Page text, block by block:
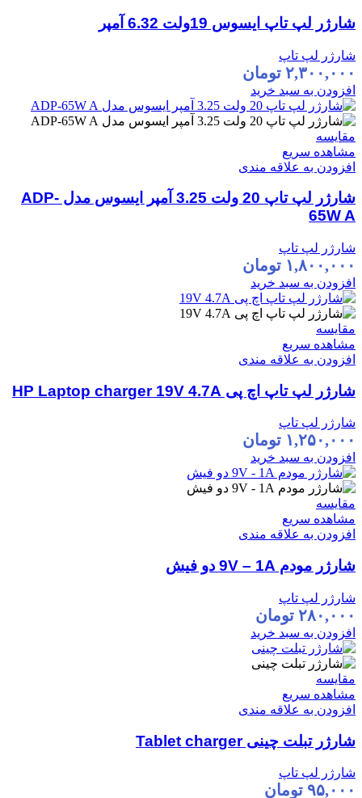
شارژر لپ تاپ ایسوس 19ولت 6.32 آمپر
شارژر لپ تاپ
۲,۳۰۰,۰۰۰ تومان
افزودن به سبد خرید
مقایسه
مشاهده سریع
افزودن به علاقه مندی
شارژر لپ تاپ 20 ولت 3.25 آمپر ایسوس مدل ADP-
65W A
شارژر لپ تاپ
۱,۸۰۰,۰۰۰ تومان
افزودن به سبد خرید
مقایسه
مشاهده سریع
افزودن به علاقه مندی
شارژر لپ تاپ اچ پی HP Laptop charger 19V 4.7A
شارژر لپ تاپ
۱,۲۵۰,۰۰۰ تومان
افزودن به سبد خرید
مقایسه
مشاهده سریع
افزودن به علاقه مندی
شارژر مودم 9V – 1A دو فیش
شارژر لپ تاپ
۲۸۰,۰۰۰ تومان
افزودن به سبد خرید
مقایسه
مشاهده سریع
افزودن به علاقه مندی
شارژر تبلت چینی Tablet charger
شارژر لپ تاپ
۹۵,۰۰۰ تومان